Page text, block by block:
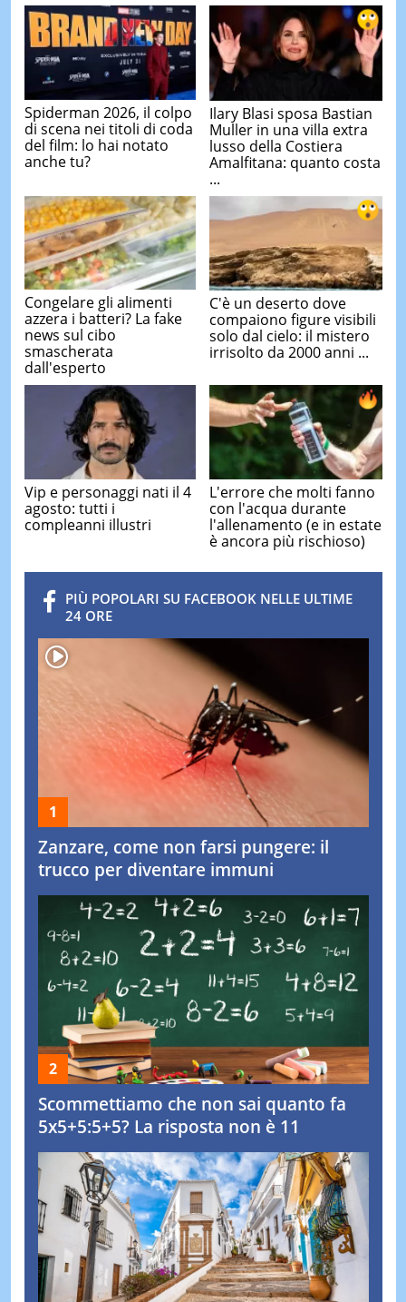
Spiderman 2026, il colpo
di scena nei titoli di coda
del film: lo hai notato
anche tu?
Ilary Blasi sposa Bastian
Muller in una villa extra
lusso della Costiera
Amalfitana: quanto costa
...
Congelare gli alimenti
azzera i batteri? La fake
news sul cibo
smascherata
dall'esperto
C'è un deserto dove
compaiono figure visibili
solo dal cielo: il mistero
irrisolto da 2000 anni ...
Vip e personaggi nati il 4
agosto: tutti i
compleanni illustri
L'errore che molti fanno
con l'acqua durante
l'allenamento (e in estate
è ancora più rischioso)
PIÙ POPOLARI SU FACEBOOK NELLE ULTIME
24 ORE
Zanzare, come non farsi pungere: il
trucco per diventare immuni
Scommettiamo che non sai quanto fa
5x5+5:5+5? La risposta non è 11